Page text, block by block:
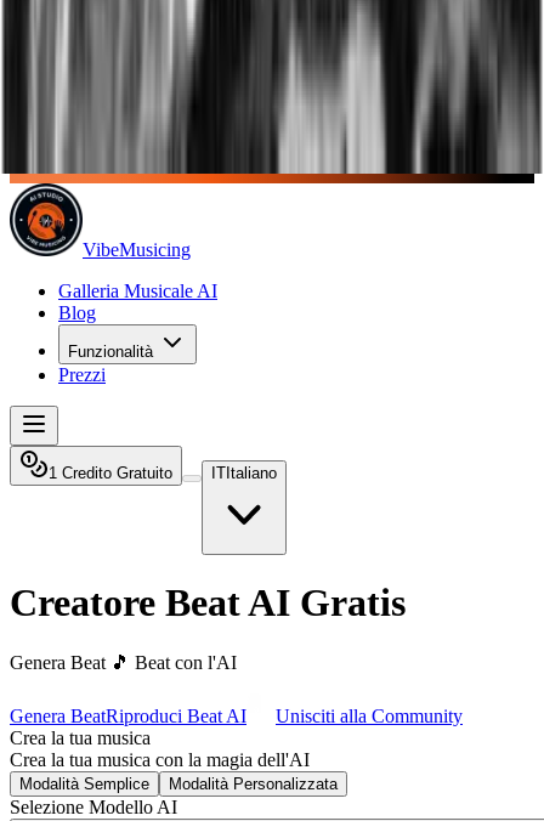
VibeMusicing
Galleria Musicale AI
Blog
Funzionalità
Prezzi
1 Credito Gratuito IT Italiano
Creatore Beat AI Gratis
Genera Beat 🎵 Beat con l'AI
Genera BeatRiproduci Beat AI
Unisciti alla Community
Crea la tua musica
Crea la tua musica con la magia dell'AI
Modalità Semplice Modalità Personalizzata
Selezione Modello AI